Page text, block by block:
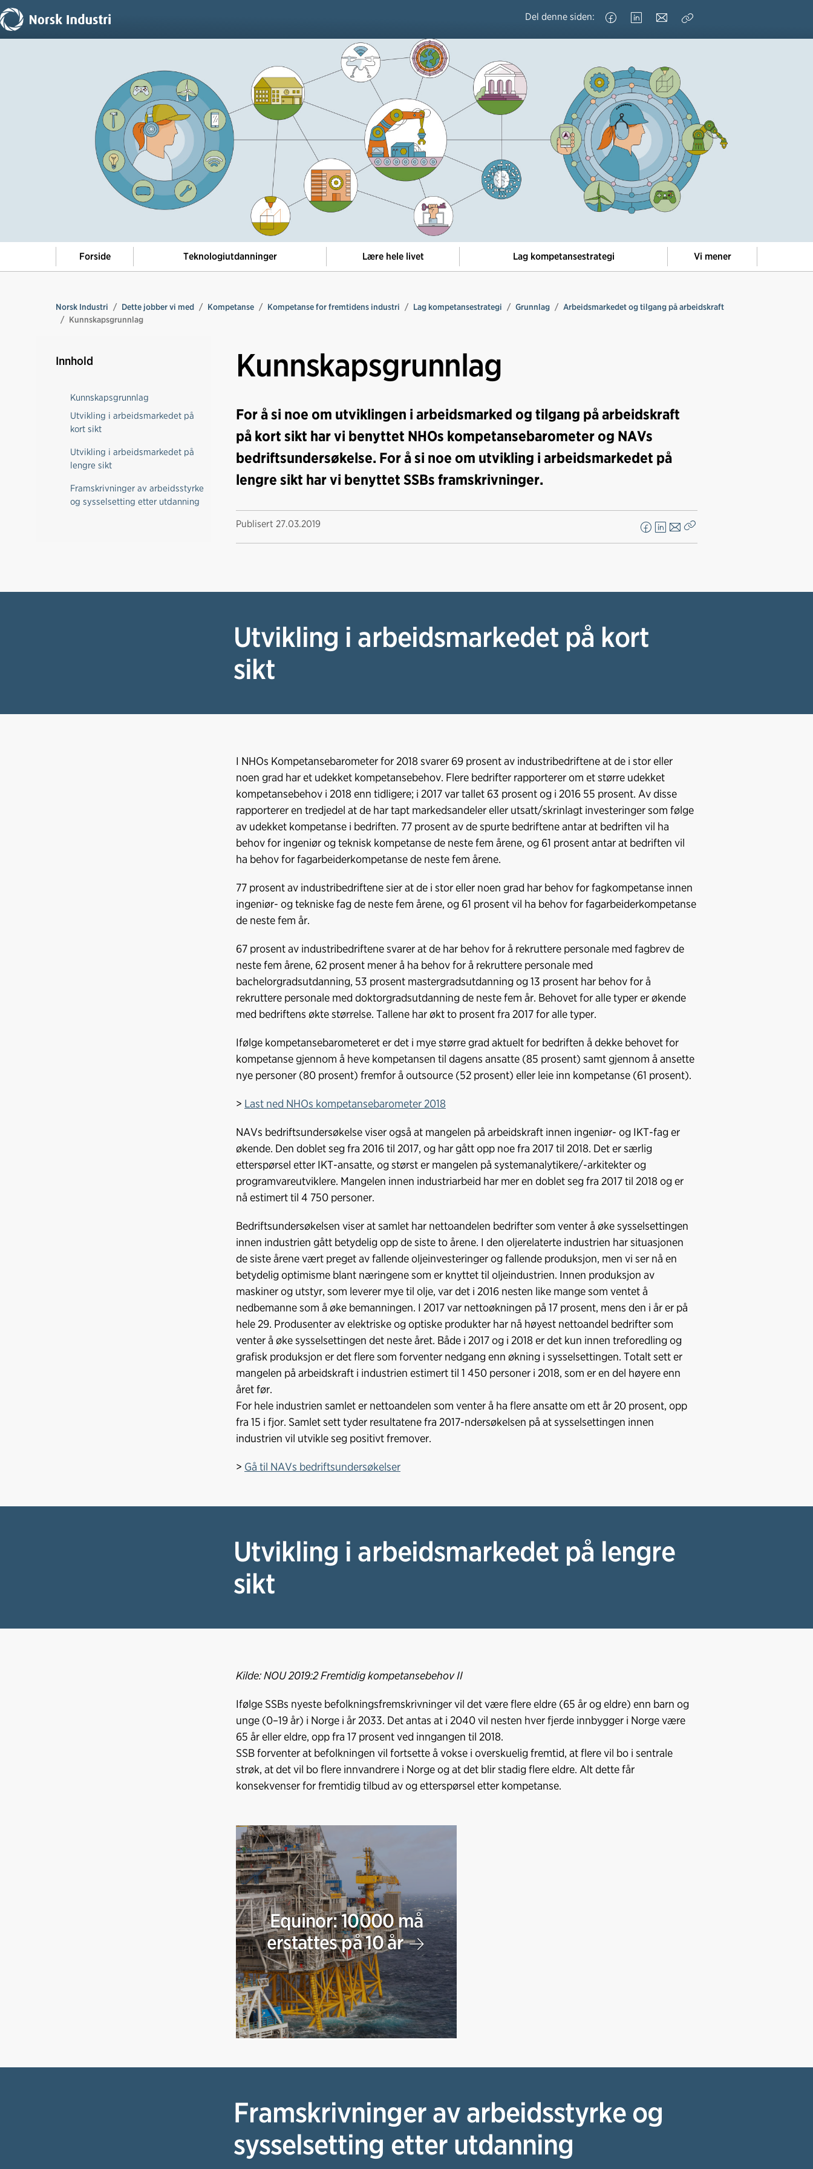
Del denne siden:
Forside Teknologiutdanninger Lære hele livet Lag kompetansestrategi Vi mener
Norsk Industri Dette jobber vi med Kompetanse Kompetanse for fremtidens industri Lag kompetansestrategi Grunnlag
Arbeidsmarkedet og tilgang på arbeidskraft
Kunnskapsgrunnlag
Innhold
Kunnskapsgrunnlag
Utvikling i arbeidsmarkedet på
kort sikt
Utvikling i arbeidsmarkedet på
lengre sikt
Framskrivninger av arbeidsstyrke
og sysselsetting etter utdanning
Kunnskapsgrunnlag
For å si noe om utviklingen i arbeidsmarked og tilgang på arbeidskraft
på kort sikt har vi benyttet NHOs kompetansebarometer og NAVs
bedriftsundersøkelse. For å si noe om utvikling i arbeidsmarkedet på
lengre sikt har vi benyttet SSBs framskrivninger.
Publisert 27.03.2019
F
a
b
k
L
i
e
E
-
s
Utvikling i arbeidsmarkedet på kort
sikt
I NHOs Kompetansebarometer for 2018 svarer 69 prosent av industribedriftene at de i stor eller
noen grad har et udekket kompetansebehov. Flere bedrifter rapporterer om et større udekket
kompetansebehov i 2018 enn tidligere; i 2017 var tallet 63 prosent og i 2016 55 prosent. Av disse
rapporterer en tredjedel at de har tapt markedsandeler eller utsatt/skrinlagt investeringer som følge
av udekket kompetanse i bedriften. 77 prosent av de spurte bedriftene antar at bedriften vil ha
behov for ingeniør og teknisk kompetanse de neste fem årene, og 61 prosent antar at bedriften vil
ha behov for fagarbeiderkompetanse de neste fem årene.
77 prosent av industribedriftene sier at de i stor eller noen grad har behov for fagkompetanse innen
ingeniør- og tekniske fag de neste fem årene, og 61 prosent vil ha behov for fagarbeiderkompetanse
de neste fem år.
67 prosent av industribedriftene svarer at de har behov for å rekruttere personale med fagbrev de
neste fem årene, 62 prosent mener å ha behov for å rekruttere personale med
bachelorgradsutdanning, 53 prosent mastergradsutdanning og 13 prosent har behov for å
rekruttere personale med doktorgradsutdanning de neste fem år. Behovet for alle typer er økende
med bedriftens økte størrelse. Tallene har økt to prosent fra 2017 for alle typer.
Ifølge kompetansebarometeret er det i mye større grad aktuelt for bedriften å dekke behovet for
kompetanse gjennom å heve kompetansen til dagens ansatte (85 prosent) samt gjennom å ansette
nye personer (80 prosent) fremfor å outsource (52 prosent) eller leie inn kompetanse (61 prosent).
> Last ned NHOs kompetansebarometer 2018
NAVs bedriftsundersøkelse viser også at mangelen på arbeidskraft innen ingeniør- og IKT-fag er
økende. Den doblet seg fra 2016 til 2017, og har gått opp noe fra 2017 til 2018. Det er særlig
etterspørsel etter IKT-ansatte, og størst er mangelen på systemanalytikere/-arkitekter og
programvareutviklere. Mangelen innen industriarbeid har mer en doblet seg fra 2017 til 2018 og er
nå estimert til 4 750 personer.
Bedriftsundersøkelsen viser at samlet har nettoandelen bedrifter som venter å øke sysselsettingen
innen industrien gått betydelig opp de siste to årene. I den oljerelaterte industrien har situasjonen
de siste årene vært preget av fallende oljeinvesteringer og fallende produksjon, men vi ser nå en
betydelig optimisme blant næringene som er knyttet til oljeindustrien. Innen produksjon av
maskiner og utstyr, som leverer mye til olje, var det i 2016 nesten like mange som ventet å
nedbemanne som å øke bemanningen. I 2017 var nettoøkningen på 17 prosent, mens den i år er på
hele 29. Produsenter av elektriske og optiske produkter har nå høyest nettoandel bedrifter som
venter å øke sysselsettingen det neste året. Både i 2017 og i 2018 er det kun innen treforedling og
grafisk produksjon er det flere som forventer nedgang enn økning i sysselsettingen. Totalt sett er
mangelen på arbeidskraft i industrien estimert til 1 450 personer i 2018, som er en del høyere enn
året før.
For hele industrien samlet er nettoandelen som venter å ha flere ansatte om ett år 20 prosent, opp
fra 15 i fjor. Samlet sett tyder resultatene fra 2017-ndersøkelsen på at sysselsettingen innen
industrien vil utvikle seg positivt fremover.
> Gå til NAVs bedriftsundersøkelser
Utvikling i arbeidsmarkedet på lengre
sikt
Kilde: NOU 2019:2 Fremtidig kompetansebehov II
Ifølge SSBs nyeste befolkningsfremskrivninger vil det være flere eldre (65 år og eldre) enn barn og
unge (0–19 år) i Norge i år 2033. Det antas at i 2040 vil nesten hver fjerde innbygger i Norge være
65 år eller eldre, opp fra 17 prosent ved inngangen til 2018.
SSB forventer at befolkningen vil fortsette å vokse i overskuelig fremtid, at flere vil bo i sentrale
strøk, at det vil bo flere innvandrere i Norge og at det blir stadig flere eldre. Alt dette får
konsekvenser for fremtidig tilbud av og etterspørsel etter kompetanse.
Equinor: 10000 må
erstattes på 10 år
Framskrivninger av arbeidsstyrke og
sysselsetting etter utdanning